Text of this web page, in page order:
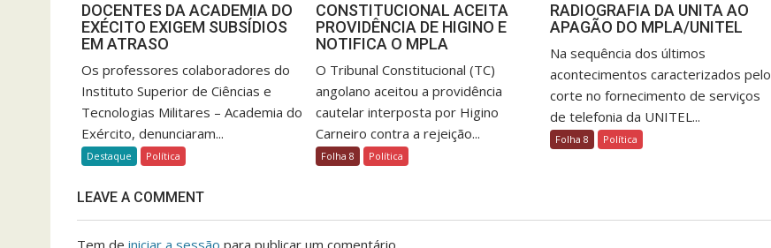
DOCENTES DA ACADEMIA DO
EXÉCITO EXIGEM SUBSÍDIOS
EM ATRASO
Os professores colaboradores do
Instituto Superior de Ciências e
Tecnologias Militares – Academia do
Exército, denunciaram...
Destaque Política
CONSTITUCIONAL ACEITA
PROVIDÊNCIA DE HIGINO E
NOTIFICA O MPLA
O Tribunal Constitucional (TC)
angolano aceitou a providência
cautelar interposta por Higino
Carneiro contra a rejeição...
Folha 8 Política
RADIOGRAFIA DA UNITA AO
APAGÃO DO MPLA/UNITEL
Na sequência dos últimos
acontecimentos caracterizados pelo
corte no fornecimento de serviços
de telefonia da UNITEL...
Folha 8 Política
LEAVE A COMMENT